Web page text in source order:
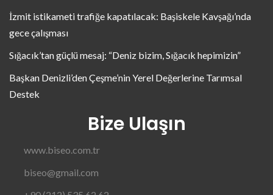
İzmit istikameti trafiğe kapatılacak: Başiskele Kavşağı’nda
gece çalışması
Sığacık’tan güçlü mesaj: “Deniz bizim, Sığacık hepimizin”
Başkan Denizli’den Çeşme’nin Yerel Değerlerine Tarımsal
Destek
Bize Ulaşın
www.biseo.com.tr
biseo@gmail.com